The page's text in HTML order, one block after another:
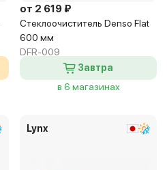
от 2 619 ₽
Стеклоочиститель Denso Flat
600 мм
DFR-009
Завтра
в 6 магазинах
Lynx